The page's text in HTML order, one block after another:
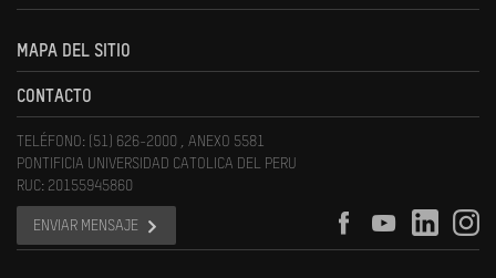
MAPA DEL SITIO
CONTACTO
TELÉFONO: (51) 626-2000 , ANEXO 5581
PONTIFICIA UNIVERSIDAD CATOLICA DEL PERU
RUC: 20155945860
ENVIAR MENSAJE